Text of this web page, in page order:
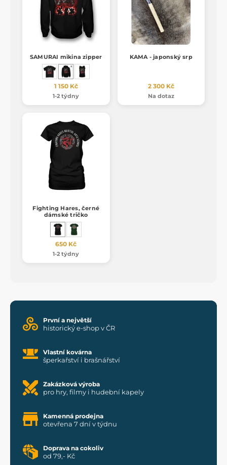
SAMURAI mikina zipper
1 150 Kč
1-2 týdny
KAMA - japonský srp
2 300 Kč
Na dotaz
Fighting Hares, černé
dámské tričko
650 Kč
1-2 týdny
První a největší
historický e-shop v ČR
Vlastní kovárna
šperkařství i brašnářství
Zakázková výroba
pro hry, filmy i hudební kapely
Kamenná prodejna
otevřena 7 dní v týdnu
Doprava na cokoliv
od 79,- Kč